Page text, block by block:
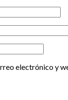
electrónico y